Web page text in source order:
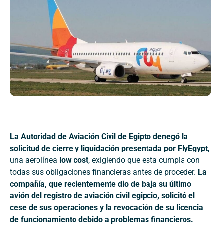
La Autoridad de Aviación Civil de Egipto denegó la
solicitud de cierre y liquidación presentada por FlyEgypt,
una aerolínea low cost, exigiendo que esta cumpla con
todas sus obligaciones financieras antes de proceder. La
compañía, que recientemente dio de baja su último
avión del registro de aviación civil egipcio, solicitó el
cese de sus operaciones y la revocación de su licencia
de funcionamiento debido a problemas financieros.